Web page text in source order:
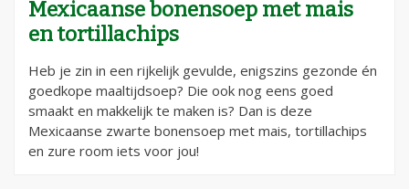
Mexicaanse bonensoep met mais
en tortillachips
Heb je zin in een rijkelijk gevulde, enigszins gezonde én
goedkope maaltijdsoep? Die ook nog eens goed
smaakt en makkelijk te maken is? Dan is deze
Mexicaanse zwarte bonensoep met mais, tortillachips
en zure room iets voor jou!